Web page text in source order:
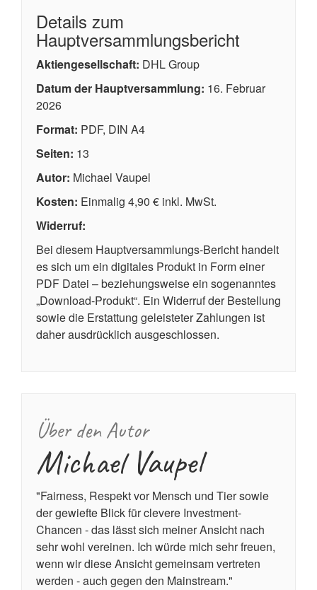
Details zum
Hauptversammlungsbericht
Aktiengesellschaft: DHL Group
Datum der Hauptversammlung: 16. Februar
2026
Format: PDF, DIN A4
Seiten: 13
Autor: Michael Vaupel
Kosten: Einmalig 4,90 € inkl. MwSt.
Widerruf:
Bei diesem Hauptversammlungs-Bericht handelt
es sich um ein digitales Produkt in Form einer
PDF Datei – beziehungsweise ein sogenanntes
„Download-Produkt“. Ein Widerruf der Bestellung
sowie die Erstattung geleisteter Zahlungen ist
daher ausdrücklich ausgeschlossen.
Über den Autor
Michael Vaupel
"Fairness, Respekt vor Mensch und Tier sowie
der gewiefte Blick für clevere Investment-
Chancen - das lässt sich meiner Ansicht nach
sehr wohl vereinen. Ich würde mich sehr freuen,
wenn wir diese Ansicht gemeinsam vertreten
werden - auch gegen den Mainstream."